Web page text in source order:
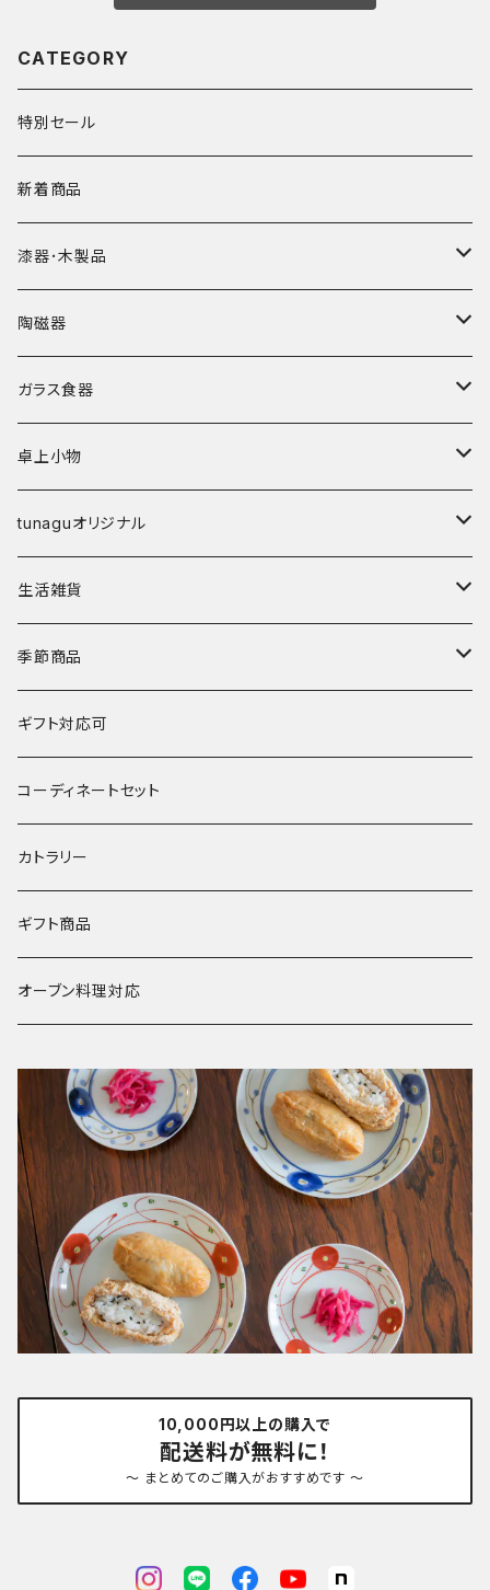
CATEGORY
特別セール
新着商品
漆器･木製品
皿
椀
弁当箱
その他
鉢
陶磁器
皿･プレート
鉢･ボウル
碗
丼
湯呑･カップ
鍋
その他
ガラス食器
カップ
鉢
卓上小物
箸
箸置き
tunaguオリジナル
マングローブ
霞仙（KASEN）
春窯
生活雑貨
陶玉
季節商品
夏
水うちわ
浮き玉
冬
ギフト対応可
コーディネートセット
カトラリー
ギフト商品
オーブン料理対応
10,000円以上の購入で
配送料が無料に！
～ まとめてのご購入がおすすめです ～